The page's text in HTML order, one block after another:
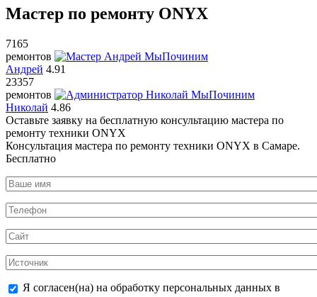
Мастер по ремонту ONYX
7165
ремонтов
Андрей 4.91
23357
ремонтов
Николай 4.86
Оставьте заявку на бесплатную консультацию мастера по
ремонту техники ONYX
Консультация мастера по ремонту техники ONYX в Самаре.
Бесплатно
Я согласен(на) на обработку персональных данных в